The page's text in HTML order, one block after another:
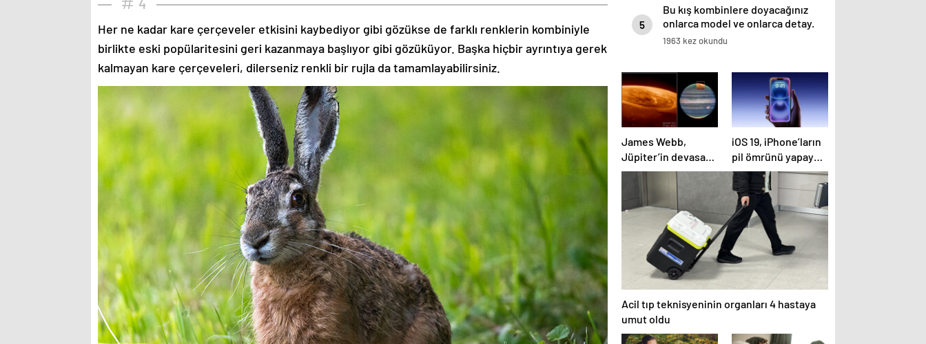
4
Her ne kadar kare çerçeveler etkisini kaybediyor gibi gözükse de farklı renklerin kombiniyle
birlikte eski popülaritesini geri kazanmaya başlıyor gibi gözüküyor. Başka hiçbir ayrıntıya gerek
kalmayan kare çerçeveleri, dilerseniz renkli bir rujla da tamamlayabilirsiniz.
5
Bu kış kombinlere doyacağınız
onlarca model ve onlarca detay.
1963 kez okundu
James Webb,
Jüpiter’in devasa
mega auroralarını
görüntüledi
iOS 19, iPhone’ların
pil ömrünü yapay
zeka ile artıracak
Acil tıp teknisyeninin organları 4 hastaya
umut oldu